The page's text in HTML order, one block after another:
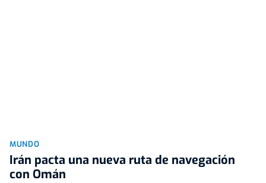
MUNDO
Irán pacta una nueva ruta de navegación
con Omán